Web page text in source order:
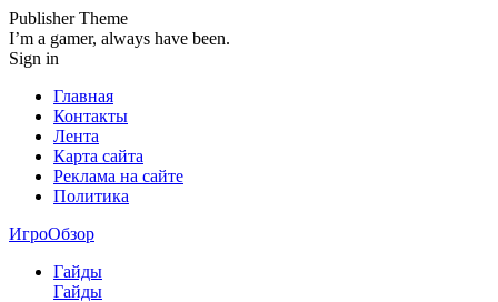
Publisher Theme
I’m a gamer, always have been.
Sign in
Главная
Контакты
Лента
Карта сайта
Реклама на сайте
Политика
ИгроОбзор
Гайды
Гайды